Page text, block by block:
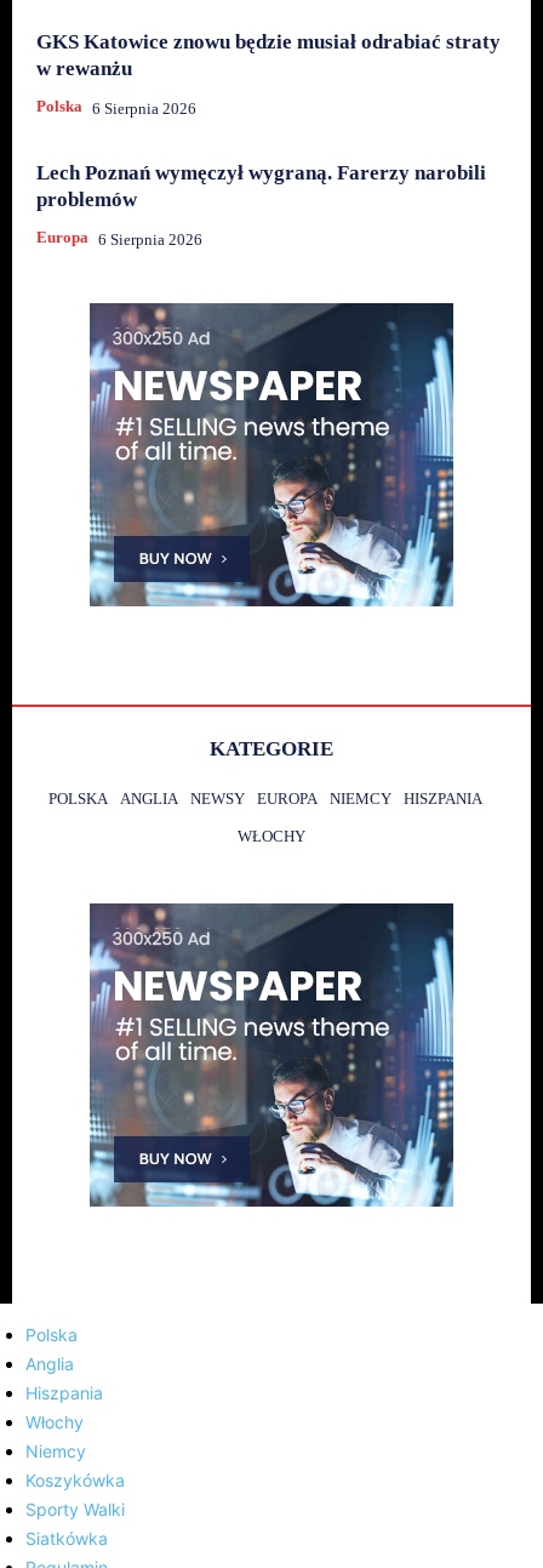
GKS Katowice znowu będzie musiał odrabiać straty
w rewanżu
Polska 6 Sierpnia 2026
Lech Poznań wymęczył wygraną. Farerzy narobili
problemów
Europa 6 Sierpnia 2026
KATEGORIE
POLSKA ANGLIA NEWSY EUROPA NIEMCY HISZPANIA
WŁOCHY
Polska
Anglia
Hiszpania
Włochy
Niemcy
Koszykówka
Sporty Walki
Siatkówka